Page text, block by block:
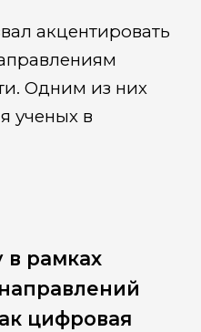
акцентировать
Одним из них
ученых в
в рамках
цифровая